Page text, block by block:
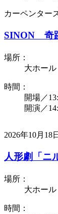
カーペンター
SINON 奇
場所：
大ホール
時間：
開場／
開演／
2026年10月18
人形劇「ニ
場所：
大ホール
時間：